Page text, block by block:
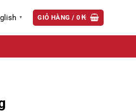
▼ GIỎ HÀNG / 0₭